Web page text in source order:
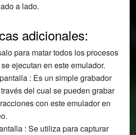
a lado.
adicionales:
para matar todos los procesos
ejecutan en este emulador.
: Es un simple grabador
del cual se pueden grabar
con este emulador en
: Se utiliza para capturar